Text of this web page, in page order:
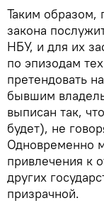
Таким
закона
НБУ, и для их
по эпизодам
претендовать
бывшим
выписан так,
будет), не
Одновременно
привлечения к
других
призрачной.